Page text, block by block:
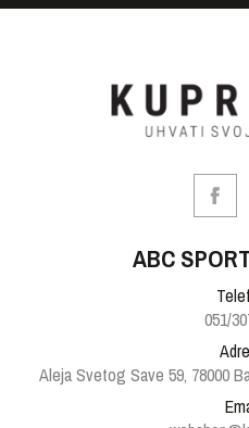
ABC
051/
Aleja Svetog Save 59, 78000